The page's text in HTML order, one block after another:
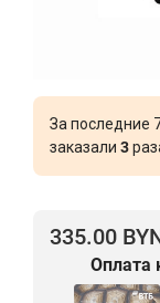
За последние
заказали 3
335.00
Оплата